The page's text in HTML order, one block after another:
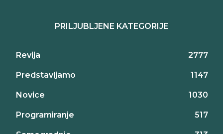
PRILJUBLJENE KATEGORIJE
Revija 2777
Predstavljamo 1147
Novice 1030
Programiranje 517